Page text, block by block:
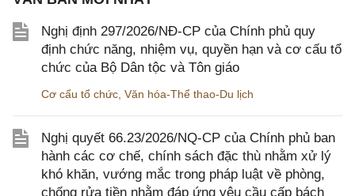
Nghị định 297/2026/NĐ-CP của Chính phủ quy
định chức năng, nhiệm vụ, quyền hạn và cơ cấu tổ
chức của Bộ Dân tộc và Tôn giáo
Cơ cấu tổ chức, Văn hóa-Thể thao-Du lịch
Nghị quyết 66.23/2026/NQ-CP của Chính phủ ban
hành các cơ chế, chính sách đặc thù nhằm xử lý
khó khăn, vướng mắc trong pháp luật về phòng,
chống rửa tiền nhằm đáp ứng yêu cầu cấp bách